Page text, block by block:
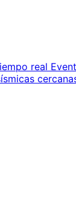
real